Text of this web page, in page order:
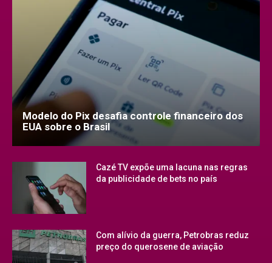
Modelo do Pix desafia controle financeiro dos
EUA sobre o Brasil
Cazé TV expõe uma lacuna nas regras
da publicidade de bets no país
Com alívio da guerra, Petrobras reduz
preço do querosene de aviação